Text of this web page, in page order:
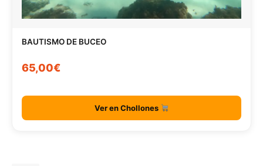
BAUTISMO DE BUCEO
65,00€
Ver en Chollones